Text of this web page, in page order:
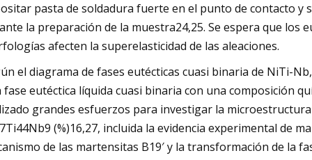
pasta de soldadura fuerte en el punto de contacto
la preparación de la muestra24,25. Se espera que
afecten la superelasticidad de las aleaciones.
el diagrama de fases eutécticas cuasi binaria de NiTi-
fase eutéctica líquida cuasi binaria con una composición
grandes esfuerzos para investigar la
(%)16,27, incluida la evidencia experimental de
de las martensitas B19′ y la transformación de la